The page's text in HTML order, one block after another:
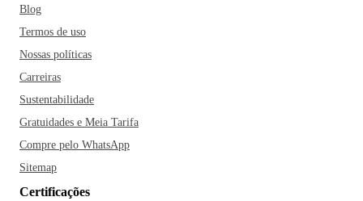
Blog
Termos de uso
Nossas políticas
Carreiras
Sustentabilidade
Gratuidades e Meia Tarifa
Compre pelo WhatsApp
Sitemap
Certificações